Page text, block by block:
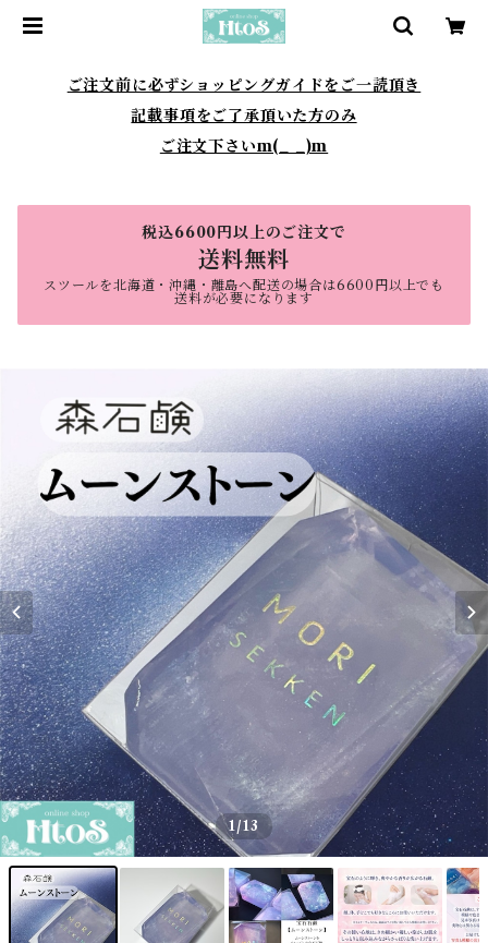
ご注文前に必ずショッピングガイドをご一読頂き
記載事項をご了承頂いた方のみ
ご注文下さいm(_ _)m
税込6600円以上のご注文で
送料無料
スツールを北海道・沖縄・離島へ配送の場合は6600円以上でも
送料が必要になります
1/13